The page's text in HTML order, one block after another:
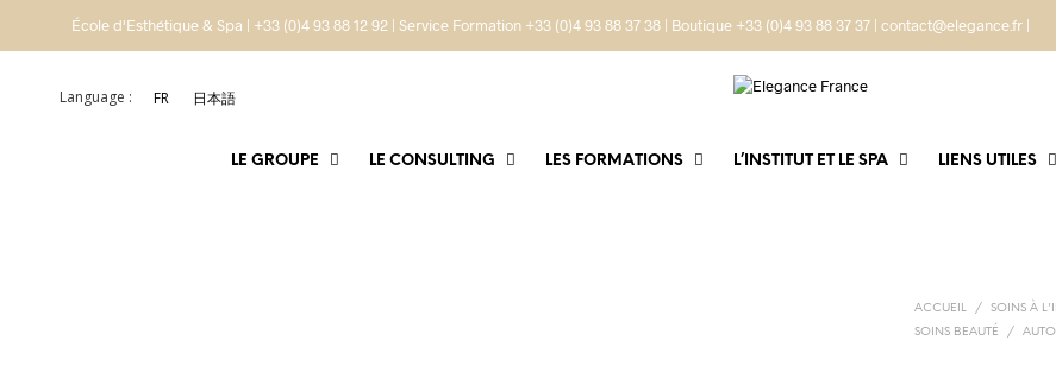
École d'Esthétique & Spa | +33 (0)4 93 88 12 92 | Service Formation +33 (0)4 93 88 37 38 | Boutique +33 (0)4 93 88 37 37 | contact@elegance.fr |
Language : FR 日本語
LE GROUPE LE CONSULTING LES FORMATIONS L’INSTITUT ET LE SPA LIENS UTILES
ACCUEIL / SOINS À
SOINS BEAUTÉ
/